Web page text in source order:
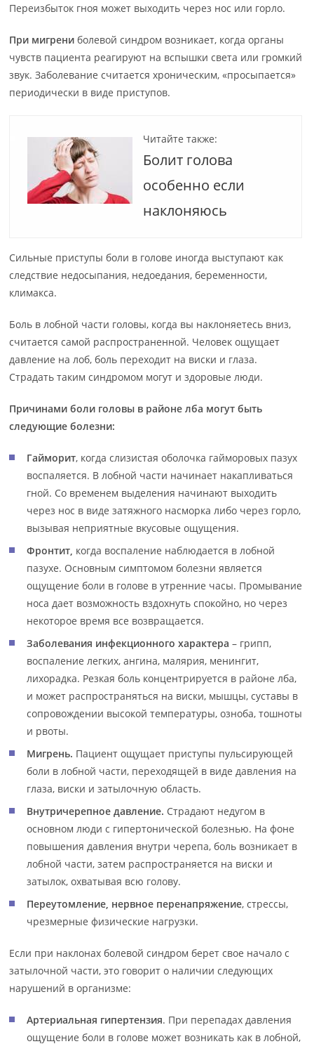
Переизбыток гноя может выходить через нос или горло.
При мигрени болевой синдром возникает, когда органы
чувств пациента реагируют на вспышки света или громкий
звук. Заболевание считается хроническим, «просыпается»
периодически в виде приступов.
Читайте также:
Болит голова
особенно если
наклоняюсь
Сильные приступы боли в голове иногда выступают как
следствие недосыпания, недоедания, беременности,
климакса.
Боль в лобной части головы, когда вы наклоняетесь вниз,
считается самой распространенной. Человек ощущает
давление на лоб, боль переходит на виски и глаза.
Страдать таким синдромом могут и здоровые люди.
Причинами боли головы в районе лба могут быть
следующие болезни:
Гайморит, когда слизистая оболочка гайморовых пазух
воспаляется. В лобной части начинает накапливаться
гной. Со временем выделения начинают выходить
через нос в виде затяжного насморка либо через горло,
вызывая неприятные вкусовые ощущения.
Фронтит, когда воспаление наблюдается в лобной
пазухе. Основным симптомом болезни является
ощущение боли в голове в утренние часы. Промывание
носа дает возможность вздохнуть спокойно, но через
некоторое время все возвращается.
Заболевания инфекционного характера – грипп,
воспаление легких, ангина, малярия, менингит,
лихорадка. Резкая боль концентрируется в районе лба,
и может распространяться на виски, мышцы, суставы в
сопровождении высокой температуры, озноба, тошноты
и рвоты.
Мигрень. Пациент ощущает приступы пульсирующей
боли в лобной части, переходящей в виде давления на
глаза, виски и затылочную область.
Внутричерепное давление. Страдают недугом в
основном люди с гипертонической болезнью. На фоне
повышения давления внутри черепа, боль возникает в
лобной части, затем распространяется на виски и
затылок, охватывая всю голову.
Переутомление, нервное перенапряжение, стрессы,
чрезмерные физические нагрузки.
Если при наклонах болевой синдром берет свое начало с
затылочной части, это говорит о наличии следующих
нарушений в организме:
Артериальная гипертензия. При перепадах давления
ощущение боли в голове может возникать как в лобной,